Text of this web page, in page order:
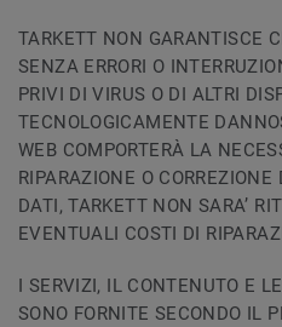
TARKETT NON GARANTISCE
SENZA ERRORI O
PRIVI DI VIRUS O DI ALTRI
TECNOLOGICAMENTE
WEB COMPORTERÀ LA
RIPARAZIONE O
DATI, TARKETT NON SARA’
EVENTUALI COSTI DI
I SERVIZI, IL CONTENUTO E
SONO FORNITE SECONDO IL